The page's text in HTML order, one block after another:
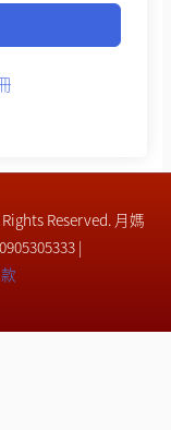
Reserved. 月媽
|